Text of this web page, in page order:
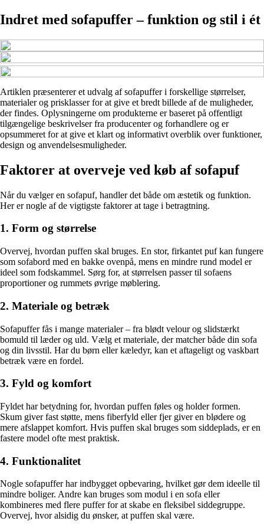
Indret med sofapuffer – funktion og stil i ét
Artiklen præsenterer et udvalg af sofapuffer i forskellige størrelser,
materialer og prisklasser for at give et bredt billede af de muligheder,
der findes. Oplysningerne om produkterne er baseret på offentligt
tilgængelige beskrivelser fra producenter og forhandlere og er
opsummeret for at give et klart og informativt overblik over funktioner,
design og anvendelsesmuligheder.
Faktorer at overveje ved køb af sofapuf
Når du vælger en sofapuf, handler det både om æstetik og funktion.
Her er nogle af de vigtigste faktorer at tage i betragtning.
1. Form og størrelse
Overvej, hvordan puffen skal bruges. En stor, firkantet puf kan fungere
som sofabord med en bakke ovenpå, mens en mindre rund model er
ideel som fodskammel. Sørg for, at størrelsen passer til sofaens
proportioner og rummets øvrige møblering.
2. Materiale og betræk
Sofapuffer fås i mange materialer – fra blødt velour og slidstærkt
bomuld til læder og uld. Vælg et materiale, der matcher både din sofa
og din livsstil. Har du børn eller kæledyr, kan et aftageligt og vaskbart
betræk være en fordel.
3. Fyld og komfort
Fyldet har betydning for, hvordan puffen føles og holder formen.
Skum giver fast støtte, mens fiberfyld eller fjer giver en blødere og
mere afslappet komfort. Hvis puffen skal bruges som siddeplads, er en
fastere model ofte mest praktisk.
4. Funktionalitet
Nogle sofapuffer har indbygget opbevaring, hvilket gør dem ideelle til
mindre boliger. Andre kan bruges som modul i en sofa eller
kombineres med flere puffer for at skabe en fleksibel siddegruppe.
Overvej, hvor alsidig du ønsker, at puffen skal være.